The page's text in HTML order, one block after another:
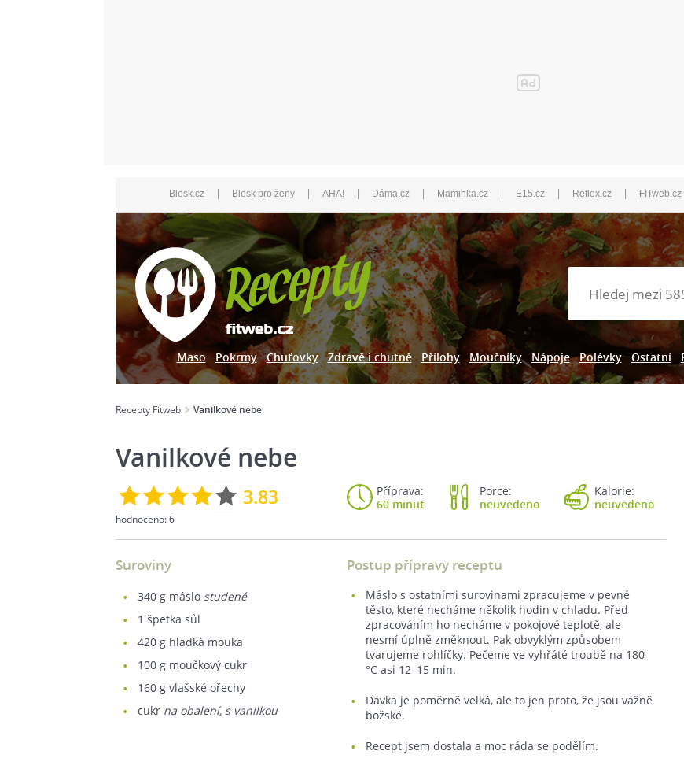
Blesk.cz | Blesk pro ženy | AHA! | Dáma.cz | Maminka.cz | E15.cz | Reflex.cz | FITweb.cz
Maso Pokrmy Chuťovky Zdravě i chutně Přílohy Moučníky Nápoje Polévky Ostatní
Recepty Fitweb Vanilkové nebe
Vanilkové nebe
3.83
hodnoceno:6
Příprava:
60 minut
Porce:
neuvedeno
Kalorie:
neuvedeno
Suroviny
340 g máslo studené
1 špetka sůl
420 g hladká mouka
100 g moučkový cukr
160 g vlašské ořechy
cukr na obalení, s vanilkou
Postup přípravy receptu
Máslo s ostatními surovinami zpracujeme v pevné
těsto, které necháme několik hodin v chladu. Před
zpracováním ho necháme v pokojové teplotě, ale
nesmí úplně změknout. Pak obvyklým způsobem
tvarujeme rohlíčky. Pečeme ve vyhřáté troubě na 180
°C asi 12–15 min.
Dávka je poměrně velká, ale to jen proto, že jsou vážně
božské.
Recept jsem dostala a moc ráda se podělím.